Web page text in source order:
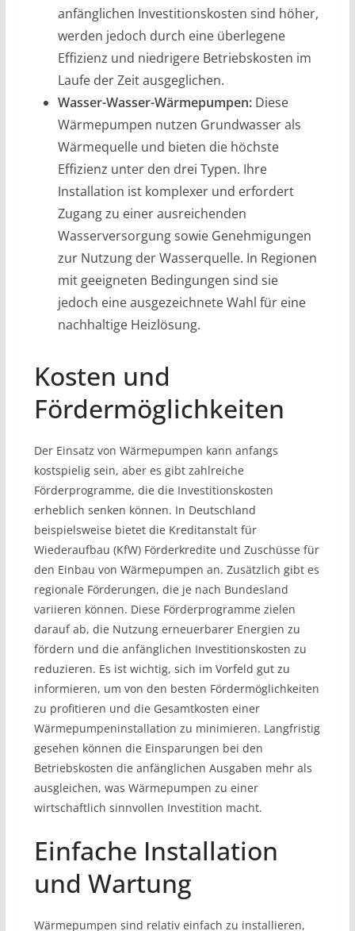
anfänglichen Investitionskosten sind höher,
werden jedoch durch eine überlegene
Effizienz und niedrigere Betriebskosten im
Laufe der Zeit ausgeglichen.
Wasser-Wasser-Wärmepumpen:Diese
Wärmepumpen nutzen Grundwasser als
Wärmequelle und bieten die höchste
Effizienz unter den drei Typen. Ihre
Installation ist komplexer und erfordert
Zugang zu einer ausreichenden
Wasserversorgung sowie Genehmigungen
zur Nutzung der Wasserquelle. In Regionen
mit geeigneten Bedingungen sind sie
jedoch eine ausgezeichnete Wahl für eine
nachhaltige Heizlösung.
Kosten und
Fördermöglichkeiten
Der Einsatz von Wärmepumpen kann anfangs
kostspielig sein, aber es gibt zahlreiche
Förderprogramme, die die Investitionskosten
erheblich senken können. In Deutschland
beispielsweise bietet die Kreditanstalt für
Wiederaufbau (KfW) Förderkredite und Zuschüsse für
den Einbau von Wärmepumpen an. Zusätzlich gibt es
regionale Förderungen, die je nach Bundesland
variieren können. Diese Förderprogramme zielen
darauf ab, die Nutzung erneuerbarer Energien zu
fördern und die anfänglichen Investitionskosten zu
reduzieren. Es ist wichtig, sich im Vorfeld gut zu
informieren, um von den besten Fördermöglichkeiten
zu profitieren und die Gesamtkosten einer
Wärmepumpeninstallation zu minimieren. Langfristig
gesehen können die Einsparungen bei den
Betriebskosten die anfänglichen Ausgaben mehr als
ausgleichen, was Wärmepumpen zu einer
wirtschaftlich sinnvollen Investition macht.
Einfache Installation
und Wartung
Wärmepumpen sind relativ einfach zu installieren,